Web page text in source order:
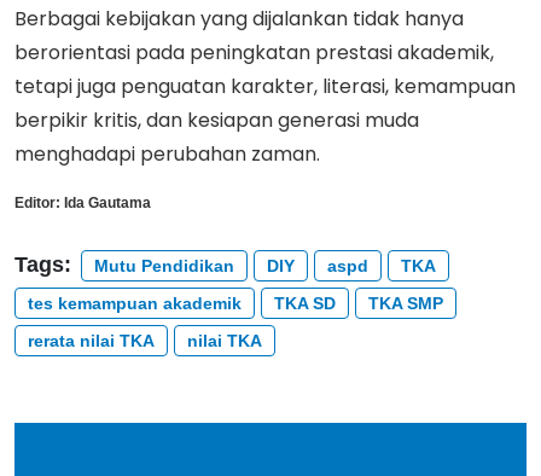
Berbagai kebijakan yang dijalankan tidak hanya
berorientasi pada peningkatan prestasi akademik,
tetapi juga penguatan karakter, literasi, kemampuan
berpikir kritis, dan kesiapan generasi muda
menghadapi perubahan zaman.
Editor: Ida Gautama
Tags: Mutu Pendidikan DIY aspd
TKA
tes kemampuan akademik
TKA SD
TKA SMP
rerata nilai TKA
nilai TKA